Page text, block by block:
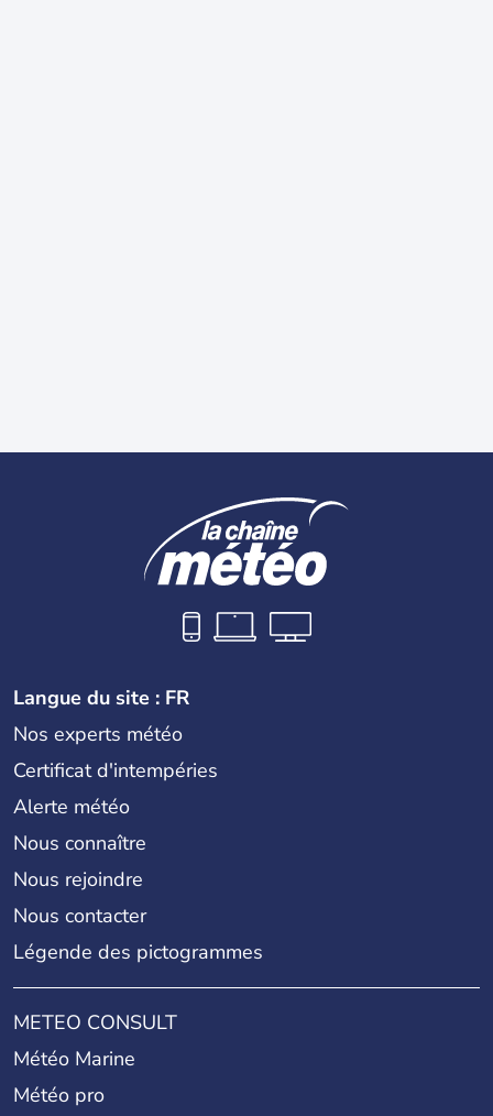
Langue du site : FR
Nos experts météo
Certificat d'intempéries
Alerte météo
Nous connaître
Nous rejoindre
Nous contacter
Légende des pictogrammes
METEO CONSULT
Météo Marine
Météo pro